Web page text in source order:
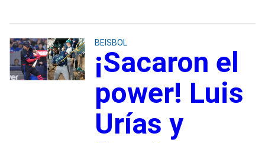
BEISBOL
¡Sacaron el
power! Luis
Urías y